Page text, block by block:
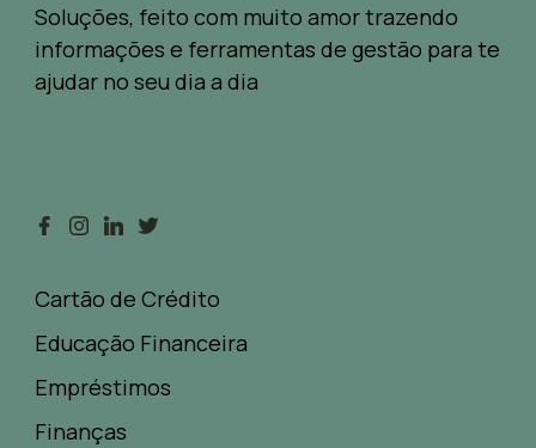
Soluções, feito com muito amor trazendo
informações e ferramentas de gestão para te
ajudar no seu dia a dia
Cartão de Crédito
Educação Financeira
Empréstimos
Finanças